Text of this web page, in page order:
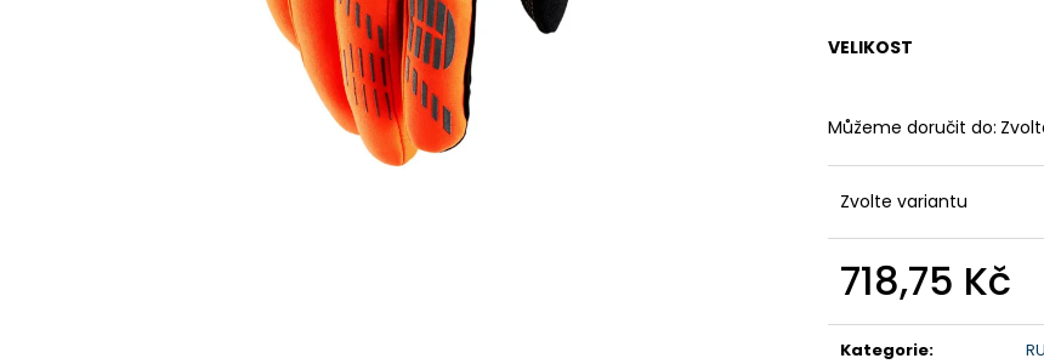
VELIKOST
Můžeme doručit do:
Zvolte variantu
718,75 Kč
Kategorie:
199 900 Kč
Původně: